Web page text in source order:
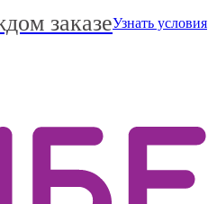
заказеУзнать условия